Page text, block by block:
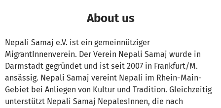
About us
Nepali Samaj e.V. ist ein gemeinnütziger
MigrantInnenverein. Der Verein Nepali Samaj wurde in
Darmstadt gegründet und ist seit 2007 in Frankfurt/M.
ansässig. Nepali Samaj vereint Nepali im Rhein-Main-
Gebiet bei Anliegen von Kultur und Tradition. Gleichzeitig
unterstützt Nepali Samaj NepalesInnen, die nach